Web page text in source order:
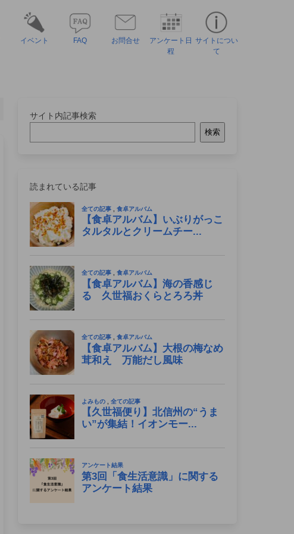
イベント FAQ お問合せ
アンケート日
程
サイトについ
て
サイト内記事検索
検索
読まれている記事